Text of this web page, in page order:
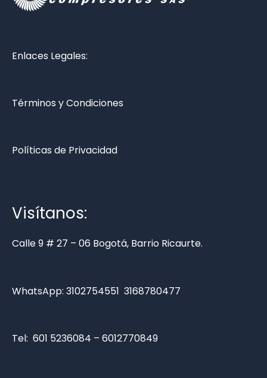
Enlaces Legales:
Términos y Condiciones
Políticas de Privacidad
Visítanos:
Calle 9 # 27 – 06 Bogotá, Barrio Ricaurte.
WhatsApp: 3102754551 3168780477
Tel: 601 5236084 – 6012770849